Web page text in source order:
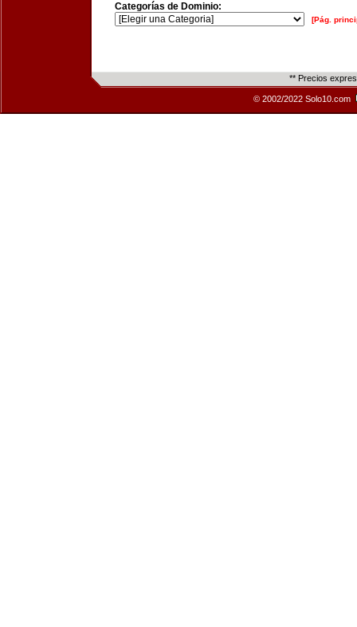
Categorías de Dominio:
[Pág.
** Precios
© 2002/2022 Solo10.com